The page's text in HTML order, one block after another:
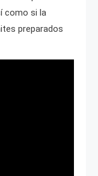
como si la
preparados